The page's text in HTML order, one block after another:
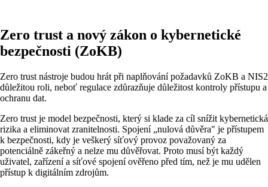
Zero trust a nový zákon o kybernetické
bezpečnosti (ZoKB)
Zero trust nástroje budou hrát při naplňování požadavků ZoKB a NIS2
důležitou roli, neboť regulace zdůrazňuje důležitost kontroly přístupu a
ochranu dat.
Zero trust je model bezpečnosti, který si klade za cíl snížit kybernetická
rizika a eliminovat zranitelnosti. Spojení „nulová důvěra" je přístupem
k bezpečnosti, kdy je veškerý síťový provoz považovaný za
potenciálně zákeřný a nelze mu důvěřovat. Proto musí být každý
uživatel, zařízení a síťové spojení ověřeno před tím, než je mu udělen
přístup k digitálním zdrojům.